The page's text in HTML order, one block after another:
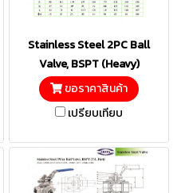
Stainless Steel 2PC Ball
Valve, BSPT (Heavy)
ขอราคาสินค้า
เปรียบเทียบ